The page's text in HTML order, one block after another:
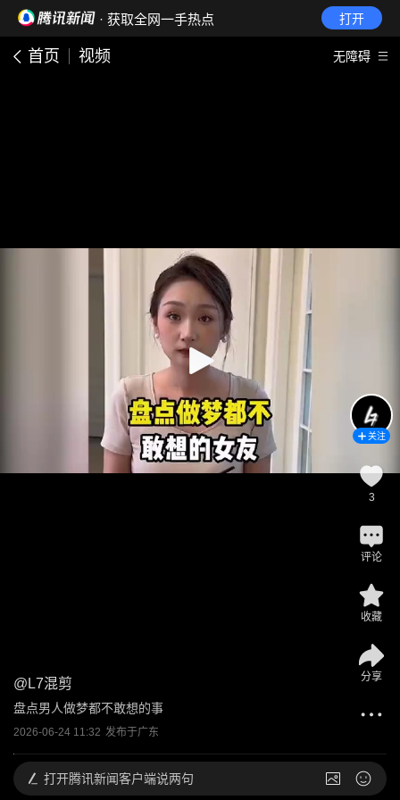
· 获取全网一手热点 打开
首页 视频 无障碍
@ L7混剪
盘点男人做梦都不敢想的事
2026-06-24 11:32 发布于广东
关注
3
评论
收藏
分享
打开腾讯新闻客户端说两句